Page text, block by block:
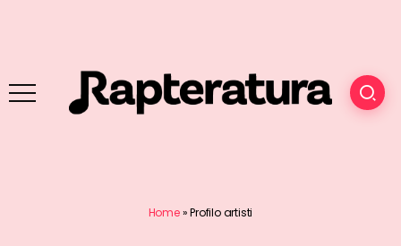
Home»Profilo artisti